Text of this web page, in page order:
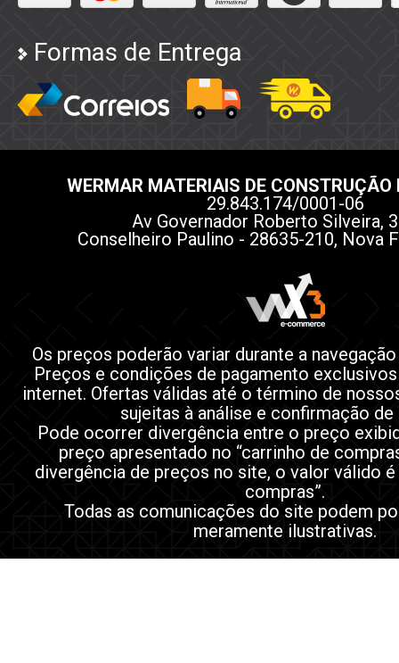
Formas de Entrega
WERMAR MATERIAIS DE CONSTRUÇÃO
29.843.174/0001-06
Av Governador Roberto Silveira,
Conselheiro Paulino - 28635-210, Nova
Os preços poderão variar durante a
Preços e condições de pagamento
internet. Ofertas válidas até o término de
sujeitas à análise e confirmação de
Pode ocorrer divergência entre o preço
preço apresentado no “carrinho de
divergência de preços no site, o valor válido é
compras”.
Todas as comunicações do site podem
meramente ilustrativas.